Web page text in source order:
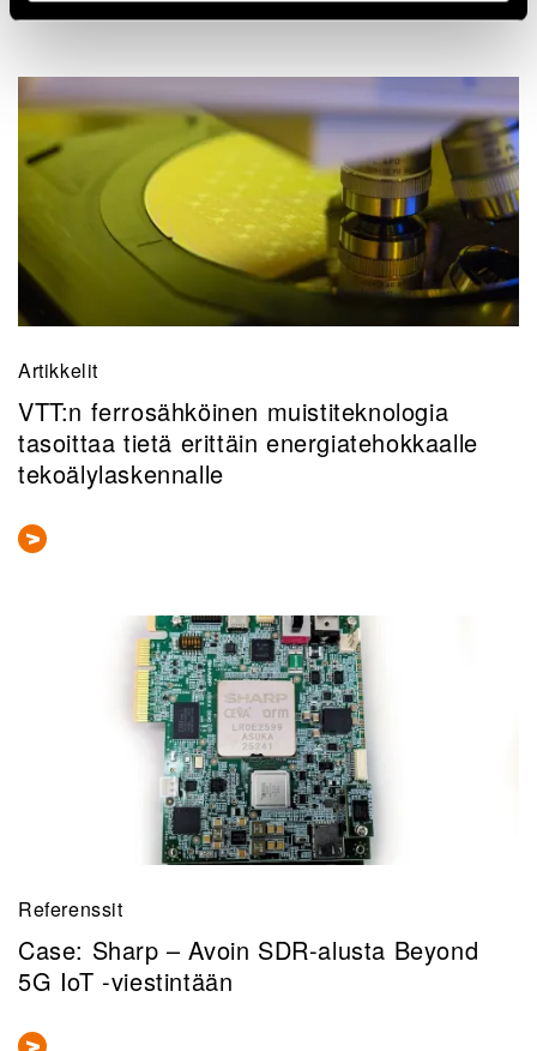
Artikkelit
VTT:n ferrosähköinen muistiteknologia
tasoittaa tietä erittäin energiatehokkaalle
tekoälylaskennalle
Referenssit
Case: Sharp – Avoin SDR-alusta Beyond
5G IoT -viestintään